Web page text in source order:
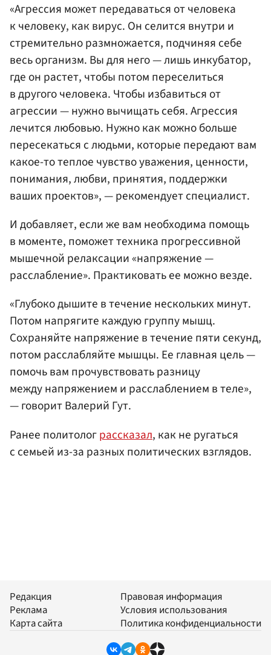
«Агрессия может передаваться от человека
к человеку, как вирус. Он селится внутри и
стремительно размножается, подчиняя себе
весь организм. Вы для него — лишь инкубатор,
где он растет, чтобы потом переселиться
в другого человека. Чтобы избавиться от
агрессии — нужно вычищать себя. Агрессия
лечится любовью. Нужно как можно больше
пересекаться с людьми, которые передают вам
какое-то теплое чувство уважения, ценности,
понимания, любви, принятия, поддержки
ваших проектов», — рекомендует специалист.
И добавляет, если же вам необходима помощь
в моменте, поможет техника прогрессивной
мышечной релаксации «напряжение —
расслабление». Практиковать ее можно везде.
«Глубоко дышите в течение нескольких минут.
Потом напрягите каждую группу мышц.
Сохраняйте напряжение в течение пяти секунд,
потом расслабляйте мышцы. Ее главная цель —
помочь вам прочувствовать разницу
между напряжением и расслаблением в теле»,
— говорит Валерий Гут.
Ранее политолограссказал, как не ругаться
с семьей из-за разных политических взглядов.
Редакция
Реклама
Карта сайта
Правовая информация
Условия использования
Политика конфиденциальности